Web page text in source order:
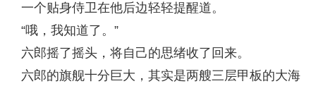
一个贴身侍卫在他后边轻轻提醒道。
“哦，我知道了。”
六郎摇了摇头，将自己的思绪收了回来。
六郎的旗舰十分巨大，其实是两艘三层甲板的大海